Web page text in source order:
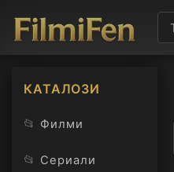
КАТАЛОЗИ
📂 Филми
📂 Сериали